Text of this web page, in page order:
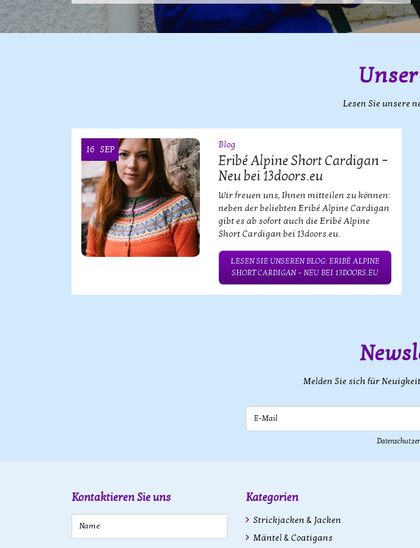
Lesen Sie unsere
16 SEP Blog
Eribé Alpine Short Cardigan –
Neu bei 13doors.eu
Wir freuen uns, Ihnen mitteilen zu können:
neben der beliebten Eribé Alpine Cardigan
gibt es ab sofort auch die Eribé Alpine
Short Cardigan bei 13doors.eu.
LESEN SIE UNSEREN BLOG: ERIBÉ ALPINE
SHORT CARDIGAN – NEU BEI 13DOORS.EU
Melden Sie sich für
E-Mail
Kontaktieren Sie uns Kategorien
Strickjacken & Jacken
Mäntel & Coatigans